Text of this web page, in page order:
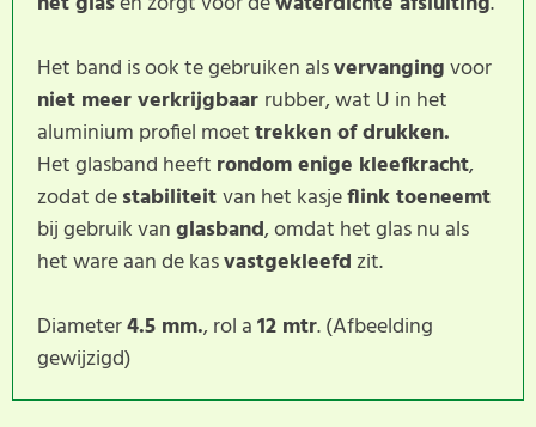
Het band is ook te gebruiken alsvervangingvoor
niet meer verkrijgbaar rubber, wat U in het
aluminium profiel moettrekken of drukken.
Het glasband heeft rondom enige kleefkracht,
zodat destabiliteitvan het kasjeflink toeneemt
bij gebruik vanglasband, omdat het glas nu als
het ware aan de kasvastgekleefdzit.
Diameter4.5 mm., rol a12 mtr. (Afbeelding
gewijzigd)